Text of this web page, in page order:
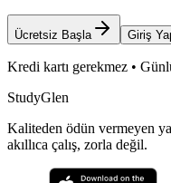
Ücretsiz Başla Giriş
Kredi kartı gerekmez •
StudyGlen
Kaliteden ödün vermeyen
akıllıca çalış, zorla değil.